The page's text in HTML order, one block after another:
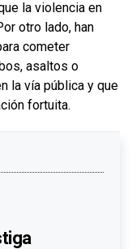
la violencia en
otro lado, han
cometer
asaltos o
la vía pública y que
fortuita.